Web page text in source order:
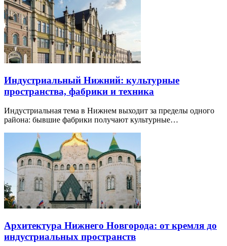
Индустриальный Нижний: культурные
пространства, фабрики и техника
Индустриальная тема в Нижнем выходит за пределы одного
района: бывшие фабрики получают культурные…
Архитектура Нижнего Новгорода: от кремля до
индустриальных пространств